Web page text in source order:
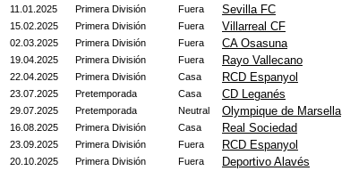
11.01.2025 Primera División Fuera Sevilla FC
15.02.2025 Primera División Fuera Villarreal CF
02.03.2025 Primera División Fuera CA Osasuna
19.04.2025 Primera División Fuera Rayo Vallecano
22.04.2025 Primera División Casa RCD Espanyol
23.07.2025 Pretemporada Casa CD Leganés
29.07.2025 Pretemporada Neutral Olympique de Marsella
16.08.2025 Primera División Casa Real Sociedad
23.09.2025 Primera División Fuera RCD Espanyol
20.10.2025 Primera División Fuera Deportivo Alavés